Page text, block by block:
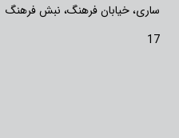
ساری، خیابان فرهنگ، نبش فرهنگ
17